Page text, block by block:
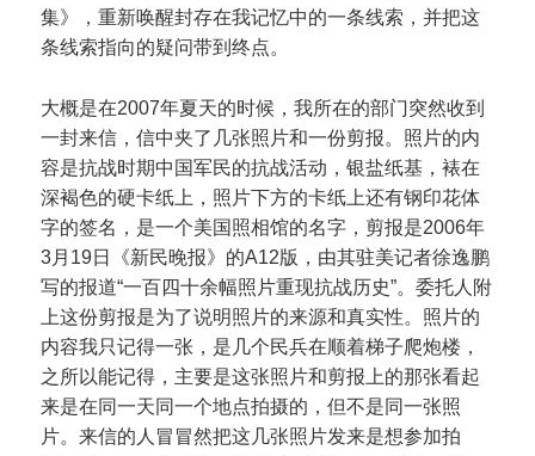
集》，重新唤醒封存在我记忆中的一条线索，并把这
条线索指向的疑问带到终点。
大概是在2007年夏天的时候，我所在的部门突然收到
一封来信，信中夹了几张照片和一份剪报。照片的内
容是抗战时期中国军民的抗战活动，银盐纸基，裱在
深褐色的硬卡纸上，照片下方的卡纸上还有钢印花体
字的签名，是一个美国照相馆的名字，剪报是2006年
3月19日《新民晚报》的A12版，由其驻美记者徐逸鹏
写的报道“一百四十余幅照片重现抗战历史”。委托人附
上这份剪报是为了说明照片的来源和真实性。照片的
内容我只记得一张，是几个民兵在顺着梯子爬炮楼，
之所以能记得，主要是这张照片和剪报上的那张看起
来是在同一天同一个地点拍摄的，但不是同一张照
片。来信的人冒冒然把这几张照片发来是想参加拍